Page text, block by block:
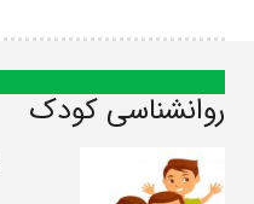
روانشناسی کودک